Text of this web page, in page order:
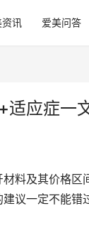
资讯 爱美问答
应症一
料及其价格
议一定不能错